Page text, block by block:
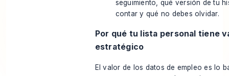
seguimiento, qué versión de tu
contar y qué no debes olvidar.
Por qué tu lista personal tiene
estratégico
El valor de los datos de empleo es lo